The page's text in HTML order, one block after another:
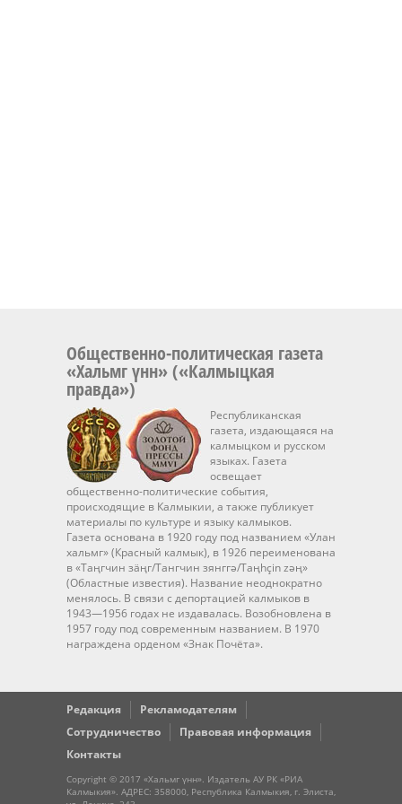
Общественно-политическая газета
«Хальмг үнн» («Калмыцкая
правда»)
Республиканская
газета, издающаяся на
калмыцком и русском
языках. Газета
освещает
общественно-политические события,
происходящие в Калмыкии, а также публикует
материалы по культуре и языку калмыков.
Газета основана в 1920 году под названием «Улан
хальмг» (Красный калмык), в 1926 переименована
в «Таңгчин зäңг/Тангчин зянггә/Taңhçin zәң»
(Областные известия). Название неоднократно
менялось. В связи с депортацией калмыков в
1943—1956 годах не издавалась. Возобновлена в
1957 году под современным названием. В 1970
награждена орденом «Знак Почёта».
Редакция
Рекламодателям
Сотрудничество
Правовая информация
Контакты
Copyright © 2017 «Хальмг үнн». Издатель АУ РК «РИА
Калмыкия». АДРЕС: 358000, Республика Калмыкия, г. Элиста,